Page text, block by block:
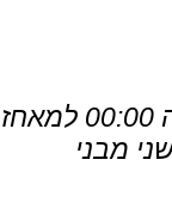
כוחות מנהל אזרחי ומג"ב הגיעו סמוך לשעה 00:00 למאחז
מבני